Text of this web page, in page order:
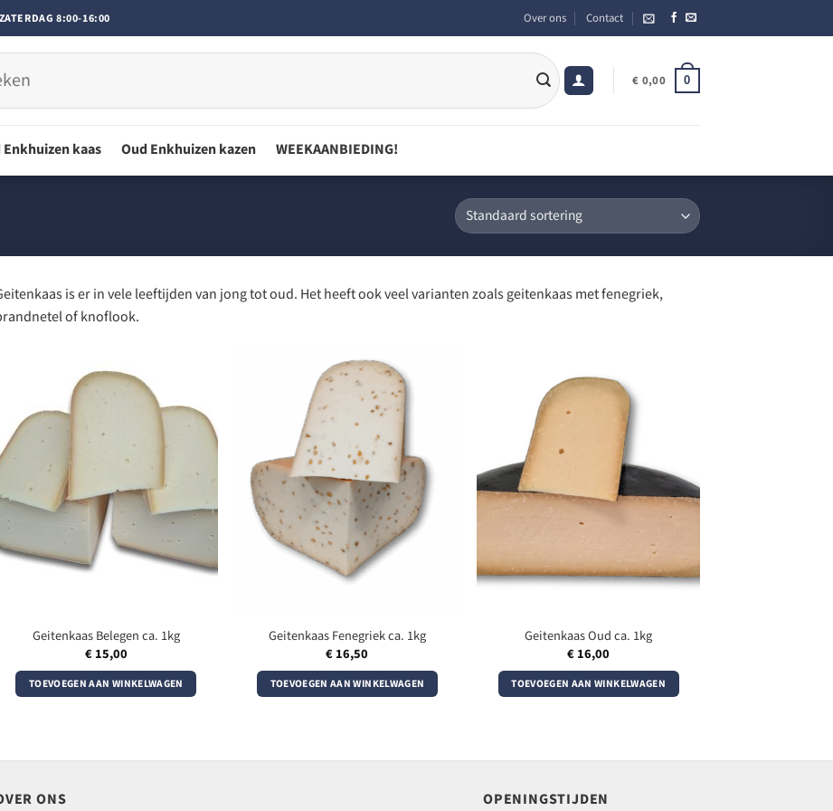
8:00-16:00 Over ons Contact
€ 0,00 0
Enkhuizen kaas Oud Enkhuizen kazen WEEKAANBIEDING!
is er in vele leeftijden van jong tot oud. Het heeft ook veel varianten zoals geitenkaas met fenegriek,
of knoflook.
Geitenkaas Belegen ca. 1kg
€15,00
TOEVOEGEN AAN WINKELWAGEN
Geitenkaas Fenegriek ca. 1kg
€ 16,50
TOEVOEGEN AAN WINKELWAGEN
Geitenkaas Oud ca. 1kg
€ 16,00
TOEVOEGEN AAN WINKELWAGEN
ONS OPENINGSTIJDEN